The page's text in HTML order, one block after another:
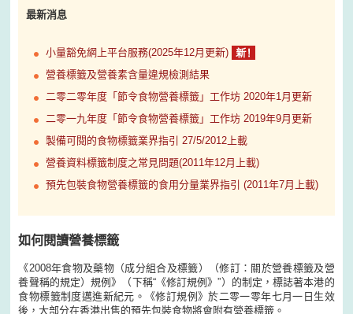
最新消息
小量豁免網上平台服務(2025年12月更新)
營養標籤及營養素含量違規檢測結果
二零二零年度「節令食物營養標籤」工作坊 2020年1月更新
二零一九年度「節令食物營養標籤」工作坊 2019年9月更新
製備可閱的食物標籤業界指引 27/5/2012上載
營養資料標籤制度之常見問題(2011年12月上載)
預先包裝食物營養標籤的食用分量業界指引 (2011年7月上載)
如何閱讀營養標籤
《2008年食物及藥物（成分組合及標籤）（修訂：關於營養標籤及營
養聲稱的規定）規例》（下稱“《修訂規例》”）的制定，標誌著本港的
食物標籤制度邁進新紀元。《修訂規例》於二零一零年七月一日生效
後，大部分在香港出售的預先包裝食物將會附有營養標籤。